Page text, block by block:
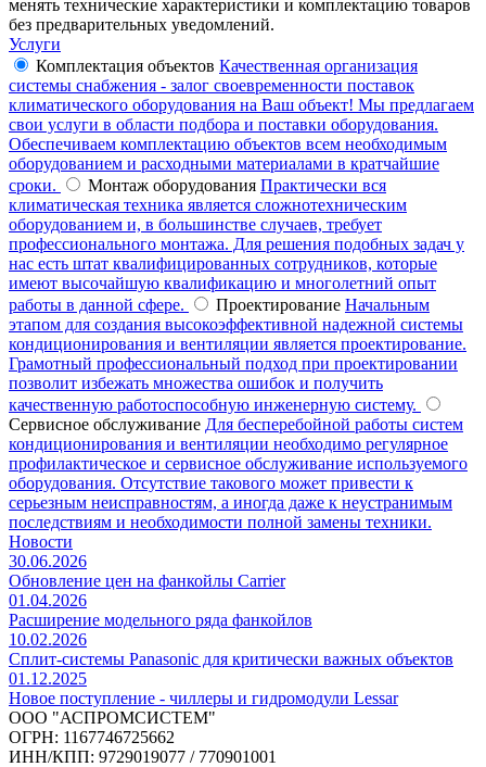
менять технические характеристики и комплектацию товаров
без предварительных уведомлений.
Услуги
Комплектация объектов Качественная организация
системы снабжения - залог своевременности поставок
климатического оборудования на Ваш объект! Мы предлагаем
свои услуги в области подбора и поставки оборудования.
Обеспечиваем комплектацию объектов всем необходимым
оборудованием и расходными материалами в кратчайшие
сроки.
Монтаж оборудования Практически вся
климатическая техника является сложнотехническим
оборудованием и, в большинстве случаев, требует
профессионального монтажа. Для решения подобных задач у
нас есть штат квалифицированных сотрудников, которые
имеют высочайшую квалификацию и многолетний опыт
работы в данной сфере.
Проектирование Начальным
этапом для создания высокоэффективной надежной системы
кондиционирования и вентиляции является проектирование.
Грамотный профессиональный подход при проектировании
позволит избежать множества ошибок и получить
качественную работоспособную инженерную систему.
Сервисное обслуживание Для бесперебойной работы систем
кондиционирования и вентиляции необходимо регулярное
профилактическое и сервисное обслуживание используемого
оборудования. Отсутствие такового может привести к
серьезным неисправностям, а иногда даже к неустранимым
последствиям и необходимости полной замены техники.
Новости
30.06.2026
Обновление цен на фанкойлы Carrier
01.04.2026
Расширение модельного ряда фанкойлов
10.02.2026
Сплит-системы Panasonic для критически важных объектов
01.12.2025
Новое поступление - чиллеры и гидромодули Lessar
ООО "АСПРОМСИСТЕМ"
ОГРН: 1167746725662
ИНН/КПП: 9729019077 / 770901001